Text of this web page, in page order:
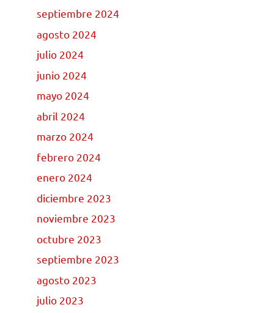
septiembre 2024
agosto 2024
julio 2024
junio 2024
mayo 2024
abril 2024
marzo 2024
febrero 2024
enero 2024
diciembre 2023
noviembre 2023
octubre 2023
septiembre 2023
agosto 2023
julio 2023